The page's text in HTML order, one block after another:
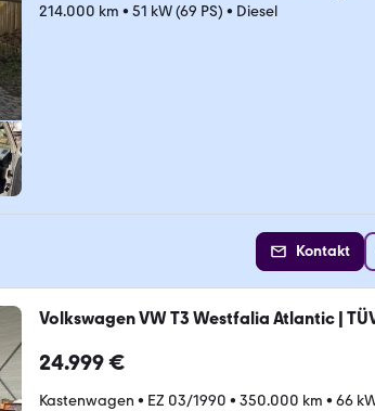
214.000 km • 51 kW (69 PS) • Diesel
Kontakt
Volkswagen VW T3 Westfalia Atlantic |
24.999 €
Kastenwagen • EZ 03/1990 • 350.000 km • 66